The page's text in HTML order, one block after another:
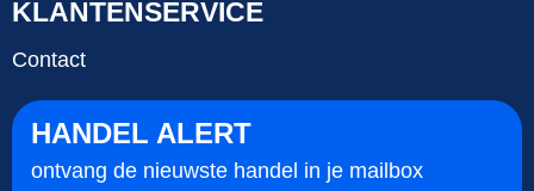
KLANTENSERVICE
Contact
HANDEL ALERT
ontvang de nieuwste handel in je mailbox